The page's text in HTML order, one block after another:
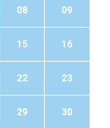
08 09
15 16
22 23
29 30